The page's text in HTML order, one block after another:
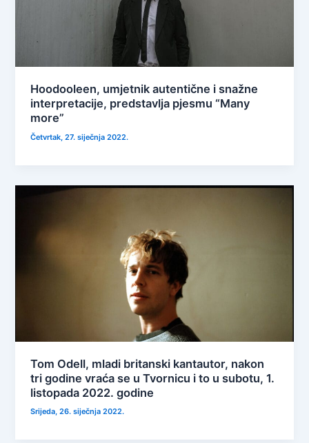
Hoodooleen, umjetnik autentične i snažne
interpretacije, predstavlja pjesmu “Many
more”
Četvrtak, 27. siječnja 2022.
Tom Odell, mladi britanski kantautor, nakon
tri godine vraća se u Tvornicu i to u subotu, 1.
listopada 2022. godine
Srijeda, 26. siječnja 2022.